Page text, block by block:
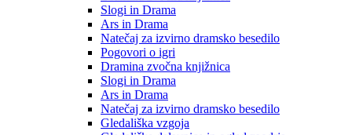
Slogi in Drama
Ars in Drama
Natečaj za izvirno dramsko besedilo
Pogovori o igri
Dramina zvočna knjižnica
Slogi in Drama
Ars in Drama
Natečaj za izvirno dramsko besedilo
Gledališka vzgoja